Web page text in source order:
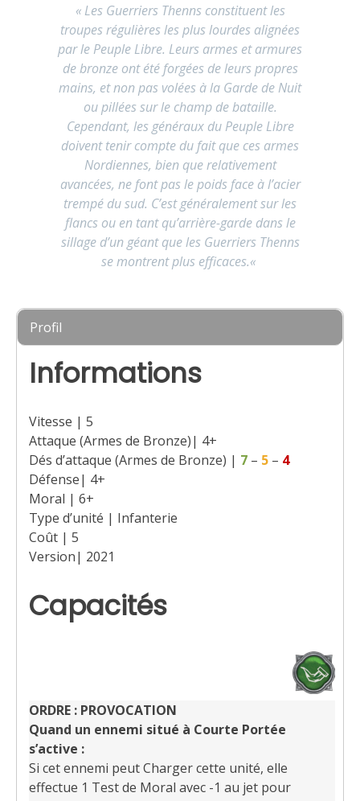
« Les Guerriers Thenns constituent les
troupes régulières les plus lourdes alignées
par le Peuple Libre. Leurs armes et armures
de bronze ont été forgées de leurs propres
mains, et non pas volées à la Garde de Nuit
ou pillées sur le champ de bataille.
Cependant, les généraux du Peuple Libre
doivent tenir compte du fait que ces armes
Nordiennes, bien que relativement
avancées, ne font pas le poids face à l’acier
trempé du sud. C’est généralement sur les
flancs ou en tant qu’arrière-garde dans le
sillage d’un géant que les Guerriers Thenns
se montrent plus efficaces.«
Profil
Informations
Vitesse | 5
Attaque (Armes de Bronze)| 4+
Dés d’attaque (Armes de Bronze) | 7 – 5 – 4
Défense| 4+
Moral | 6+
Type d’unité | Infanterie
Coût | 5
Version| 2021
Capacités
ORDRE : PROVOCATION
Quand un ennemi situé à Courte Portée
s’active :
Si cet ennemi peut Charger cette unité, elle
effectue 1 Test de Moral avec -1 au jet pour